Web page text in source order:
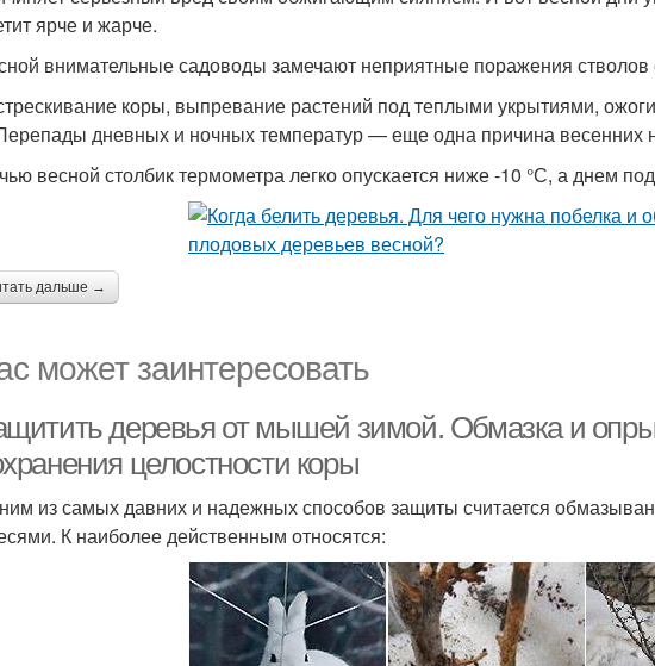
ярче и жарче.
внимательные садоводы замечают неприятные поражения
коры, выпревание растений под теплыми укрытиями,
дневных и ночных температур — еще одна причина весенних
весной столбик термометра легко опускается ниже -10 °С, а днем
дальше →
может заинтересовать
деревья от мышей зимой. Обмазка и
целостности коры
из самых давних и надежных способов защиты считается
К наиболее действенным относятся: